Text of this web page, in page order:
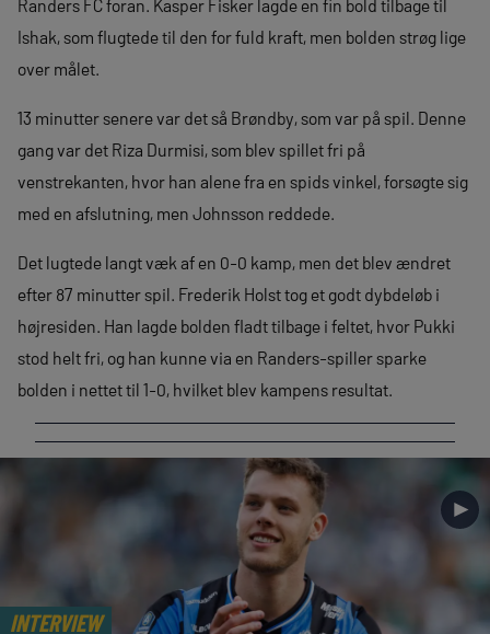
Randers FC foran. Kasper Fisker lagde en fin bold tilbage til
Ishak, som flugtede til den for fuld kraft, men bolden strøg lige
over målet.
13 minutter senere var det så Brøndby, som var på spil. Denne
gang var det Riza Durmisi, som blev spillet fri på
venstrekanten, hvor han alene fra en spids vinkel, forsøgte sig
med en afslutning, men Johnsson reddede.
Det lugtede langt væk af en 0-0 kamp, men det blev ændret
efter 87 minutter spil. Frederik Holst tog et godt dybdeløb i
højresiden. Han lagde bolden fladt tilbage i feltet, hvor Pukki
stod helt fri, og han kunne via en Randers-spiller sparke
bolden i nettet til 1-0, hvilket blev kampens resultat.
INTERVIEW
►